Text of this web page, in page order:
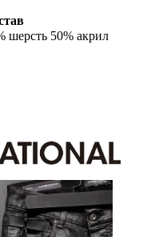
шерсть 50% акрил